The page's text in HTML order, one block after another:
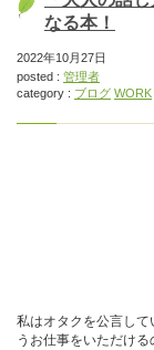
なる本！
2022年10月27日
posted : 管理者
category : ブログ WORK
私はオタクを公言し
うお仕事をいただけ